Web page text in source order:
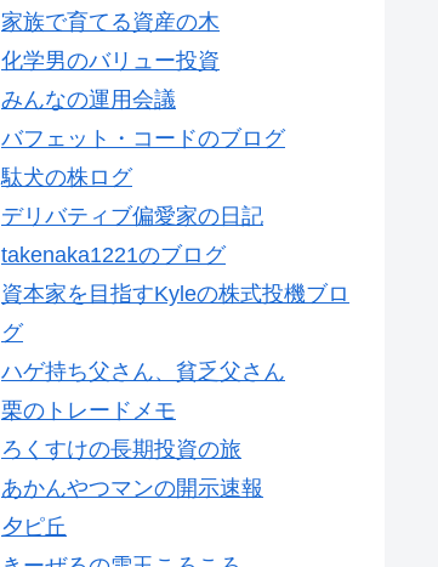
家族で育てる資産の木
化学男のバリュー投資
みんなの運用会議
バフェット・コードのブログ
駄犬の株ログ
デリバティブ偏愛家の日記
takenaka1221のブログ
資本家を目指すKyleの株式投機ブロ
グ
ハゲ持ち父さん、貧乏父さん
栗のトレードメモ
ろくすけの長期投資の旅
あかんやつマンの開示速報
夕ピ丘